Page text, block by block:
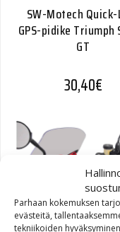
Parhaan kokemuksen
evästeitä,
tekniikoiden
SW-Motech
GPS-pidike Triumph
GT
30,40€